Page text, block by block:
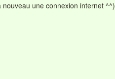
une connexion internet ^^)